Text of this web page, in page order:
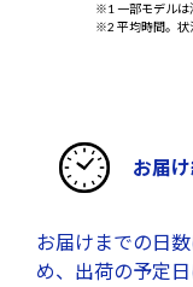
※1 一部モデルは
※2 平均時間。状
お届
お届けまでの日
め、出荷の予定